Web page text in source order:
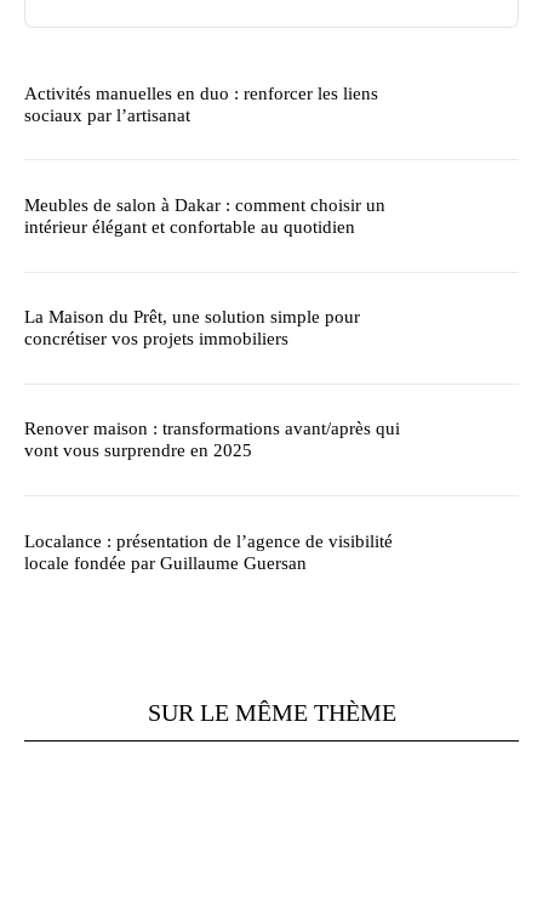
Activités manuelles en duo : renforcer les liens
sociaux par l’artisanat
Meubles de salon à Dakar : comment choisir un
intérieur élégant et confortable au quotidien
La Maison du Prêt, une solution simple pour
concrétiser vos projets immobiliers
Renover maison : transformations avant/après qui
vont vous surprendre en 2025
Localance : présentation de l’agence de visibilité
locale fondée par Guillaume Guersan
SUR LE MÊME THÈME